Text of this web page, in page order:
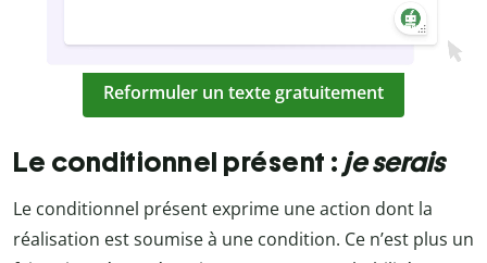
Reformuler un texte gratuitement
Le conditionnel présent : je serais
Le conditionnel présent exprime une action dont la
réalisation est soumise à une condition. Ce n’est plus un